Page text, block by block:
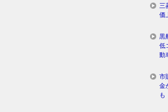
三
価
黒
低
動
市
金
も